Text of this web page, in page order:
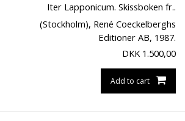
Iter Lapponicum. Skissboken fr..
(Stockholm), René Coeckelberghs
Editioner AB, 1987.
DKK 1.500,00
Add to cart